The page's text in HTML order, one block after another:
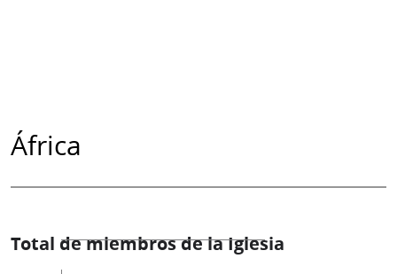
África
Total de miembros de la Iglesia